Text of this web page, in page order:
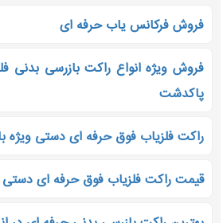
فروش فرکانس یاب حرفه ای
فروش ویژه انواع راکت بازرسی بدنی
پاکدشت
راکت فلزیاب فوق حرفه ای دستی ویژه
قیمت راکت فلزیاب فوق حرفه ای دستی